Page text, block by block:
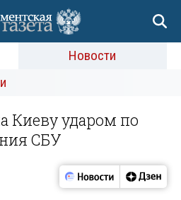
Новости
Киеву ударом по
СБУ